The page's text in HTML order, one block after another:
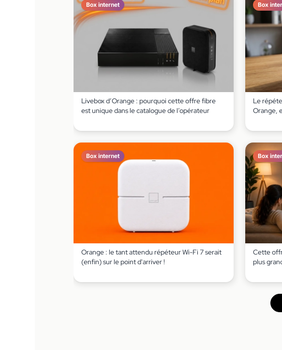
Box internet
Livebox d’Orange : pourquoi cette offre fibre
est unique dans le catalogue de l’opérateur
Box
Le
Orange,
Box internet
Orange : le tant attendu répéteur Wi-Fi 7 serait
(enfin) sur le point d'arriver !
Box
Cette
plus